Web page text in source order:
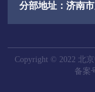
分部地址：济南
Copyright © 2022 北
备案